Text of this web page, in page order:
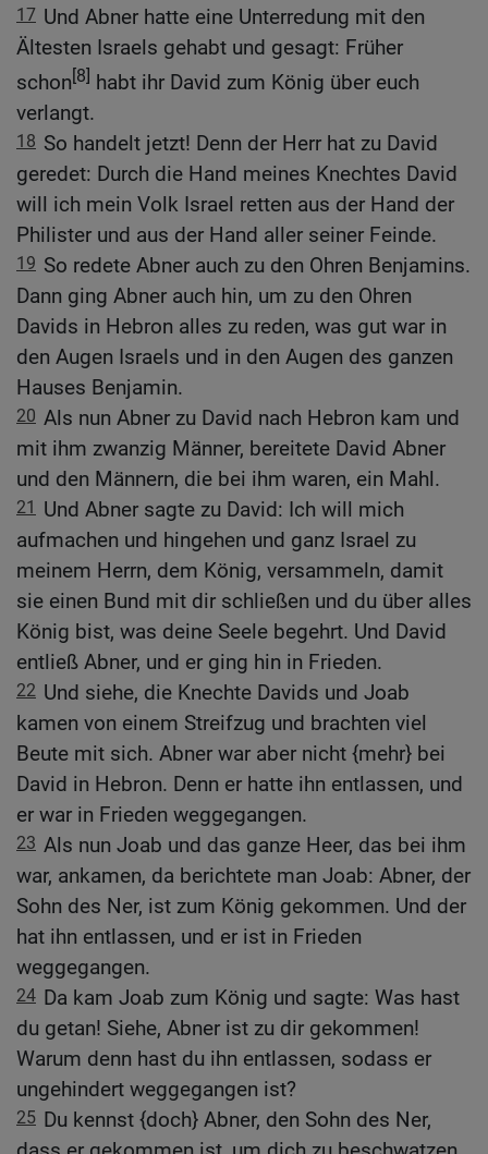
17 Und Abner hatte eine Unterredung mit den
Ältesten Israels gehabt und gesagt: Früher
schon[8] habt ihr David zum König über euch
verlangt.
18 So handelt jetzt! Denn der Herr hat zu David
geredet: Durch die Hand meines Knechtes David
will ich mein Volk Israel retten aus der Hand der
Philister und aus der Hand aller seiner Feinde.
19 So redete Abner auch zu den Ohren Benjamins.
Dann ging Abner auch hin, um zu den Ohren
Davids in Hebron alles zu reden, was gut war in
den Augen Israels und in den Augen des ganzen
Hauses Benjamin.
20 Als nun Abner zu David nach Hebron kam und
mit ihm zwanzig Männer, bereitete David Abner
und den Männern, die bei ihm waren, ein Mahl.
21 Und Abner sagte zu David: Ich will mich
aufmachen und hingehen und ganz Israel zu
meinem Herrn, dem König, versammeln, damit
sie einen Bund mit dir schließen und du über alles
König bist, was deine Seele begehrt. Und David
entließ Abner, und er ging hin in Frieden.
22 Und siehe, die Knechte Davids und Joab
kamen von einem Streifzug und brachten viel
Beute mit sich. Abner war aber nicht {mehr} bei
David in Hebron. Denn er hatte ihn entlassen, und
er war in Frieden weggegangen.
23 Als nun Joab und das ganze Heer, das bei ihm
war, ankamen, da berichtete man Joab: Abner, der
Sohn des Ner, ist zum König gekommen. Und der
hat ihn entlassen, und er ist in Frieden
weggegangen.
24 Da kam Joab zum König und sagte: Was hast
du getan! Siehe, Abner ist zu dir gekommen!
Warum denn hast du ihn entlassen, sodass er
ungehindert weggegangen ist?
25 Du kennst {doch} Abner, den Sohn des Ner,